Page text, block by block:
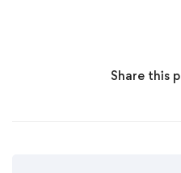
Share this